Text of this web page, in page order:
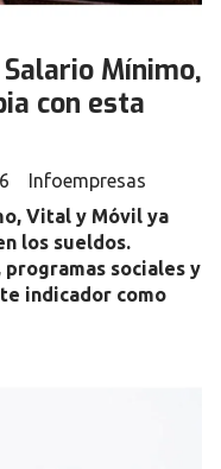
Mínimo,
con esta
Infoempresas
Vital y Móvil ya
los sueldos.
sociales y
indicador como